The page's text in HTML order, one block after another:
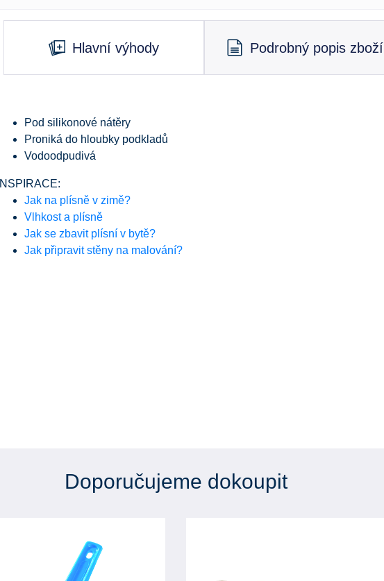
Hlavní výhody Podrobný popis zboží
Pod silikonové nátěry
Proniká do hloubky podkladů
Vodoodpudivá
INSPIRACE:
Jak na plísně v zimě?
Vlhkost a plísně
Jak se zbavit plísní v bytě?
Jak připravit stěny na malování?
Doporučujeme dokoupit